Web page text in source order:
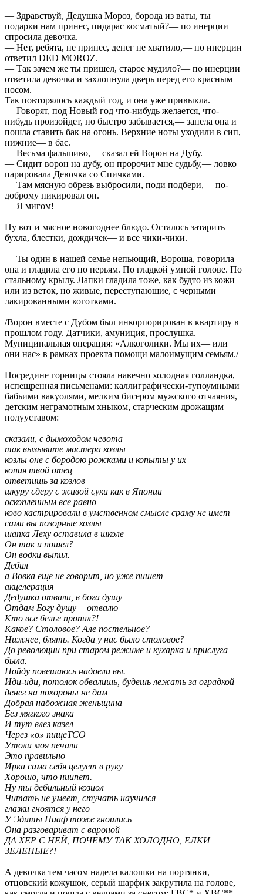
— Здравствуй, Дедушка Мороз, борода из ваты, ты
подарки нам принес, пидарас косматый?— по инерции
спросила девочка.
— Нет, ребята, не принес, денег не хватило,— по инерции
ответил DED MOROZ.
— Так зачем же ты пришел, старое мудило?— по инерции
ответила девочка и захлопнула дверь перед его красным
носом.
Так повторялось каждый год, и она уже привыкла.
— Говорят, под Новый год что-нибудь желается, что-
нибудь произойдет, но быстро забывается,— запела она и
пошла ставить бак на огонь. Верхние ноты уходили в сип,
нижние— в бас.
— Весьма фальшиво,— сказал ей Ворон на Дубу.
— Сидит ворон на дубу, он пророчит мне судьбу,— ловко
парировала Девочка со Спичками.
— Там мясную обрезь выбросили, поди подбери,— по-
доброму пикировал он.
— Я мигом!
Ну вот и мясное новогоднее блюдо. Осталось затарить
бухла, блестки, дождичек— и все чики-чики.
— Ты один в нашей семье непьющий, Вороша, говорила
она и гладила его по перьям. По гладкой умной голове. По
стальному крылу. Лапки гладила тоже, как будто из кожи
или из веток, но живые, переступающие, с черными
лакированными коготками.
/Ворон вместе с Дубом был инкорпорирован в квартиру в
прошлом году. Датчики, амуниция, прослушка.
Муниципальная операция: «Алкоголики. Мы их— или
они нас» в рамках проекта помощи малоимущим семьям./
Посредине горницы стояла навечно холодная голландка,
испещренная письменами: каллиграфически-тупоумными
бабьими вакуолями, мелким бисером мужского отчаяния,
детским неграмотным хныком, старческим дрожащим
полууставом:
сказали, с дымоходом чевота
так вызывите мастера козлы
козлы оне с бородою рожками и копыты у их
копия твой отец
ответишь за козлов
шкуру сдеру с живой суки как в Японии
оскопленным все равно
ково кастрировали в умственном смысле сраму не имет
сами вы позорные козлы
шапка Леху оставила в школе
Он так и пошел?
Он водки выпил.
Дебил
а Вовка еще не говорит, но уже пишет
акцелерация
Дедушка отвали, в бога душу
Отдам Богу душу— отвалю
Кто все белье пропил?!
Какое? Столовое? Але постельное?
Нижнее, блять. Когда у нас было столовое?
До революции при старом режиме и кухарка и прислуга
была.
Пойду повешаюсь надоели вы.
Иди-иди, потолок обвалишь, будешь лежать за оградкой
денег на похороны не дам
Добрая набожная женьщина
Без мягкого знака
И тут влез казел
Через «о» пищеТСО
Утоли моя печали
Это правильно
Ирка сама себя целует в руку
Хорошо, что ниипет.
Ну ты дебильный козиол
Читать не умеет, стучать научился
глазки гноятся у него
У Эдиты Пиаф тоже гноились
Она разговариват с вароной
ДА ХЕР С НЕЙ, ПОЧЕМУ ТАК ХОЛОДНО, ЕЛКИ
ЗЕЛЕНЫЕ?!
А девочка тем часом надела калошки на портянки,
отцовский кожушок, серый шарфик закрутила на голове,